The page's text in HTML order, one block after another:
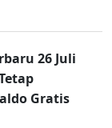
26 Juli
Gratis